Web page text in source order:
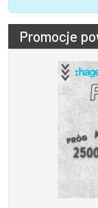
Promocje